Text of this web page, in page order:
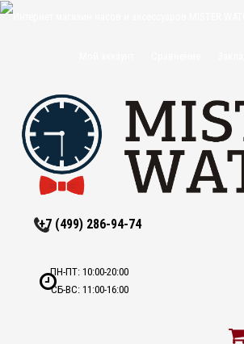
+7 (499) 286-94-74
ПН-ПТ: 10:00-20:00
СБ-ВС: 11:00-16:00